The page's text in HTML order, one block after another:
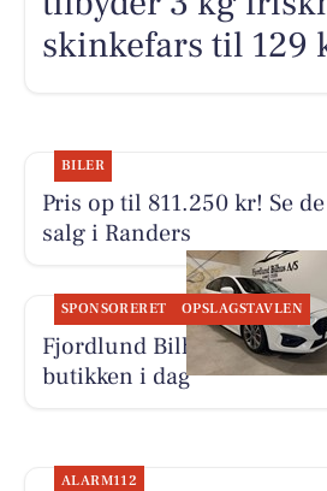
skinkefars til 129
BILER
Pris op til 811.250 kr! Se
salg i Randers
SPONSORERET OPSLAGSTAVLEN
Fjordlund Bilhus viser
butikken i dag
ALARM112